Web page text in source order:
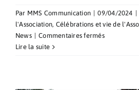
Par MMS Communication 09/04/2024
l'Association, Célébrations et vie de
News
Commentaires ferméssur
Lire la suite